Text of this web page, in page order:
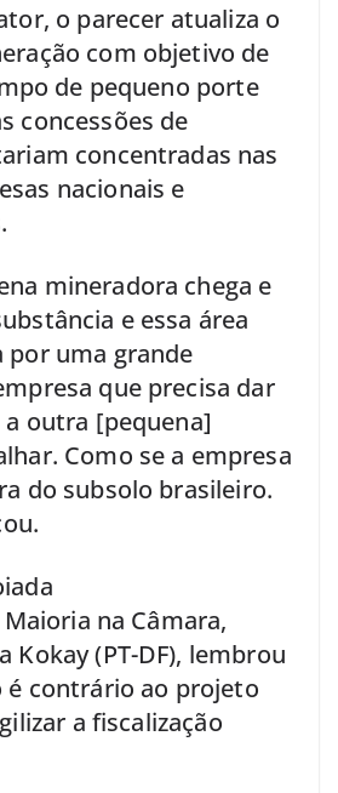
o parecer atualiza o
com objetivo de
de pequeno porte
concessões de
concentradas nas
nacionais e
mineradora chega e
e essa área
por uma grande
que precisa dar
outra [pequena]
Como se a empresa
do subsolo brasileiro.
na Câmara,
Kokay (PT-DF), lembrou
é contrário ao projeto
a fiscalização